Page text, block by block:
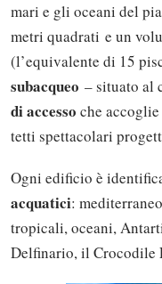
mari e gli oceani del
metri quadrati e un
(l’equivalente di 15
subacqueo – situato al
di accesso che
tetti spettacolari
Ogni edificio è
acquatici:
tropicali, oceani,
Delfinario, il Crocodile